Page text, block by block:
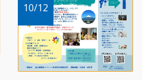
10/12